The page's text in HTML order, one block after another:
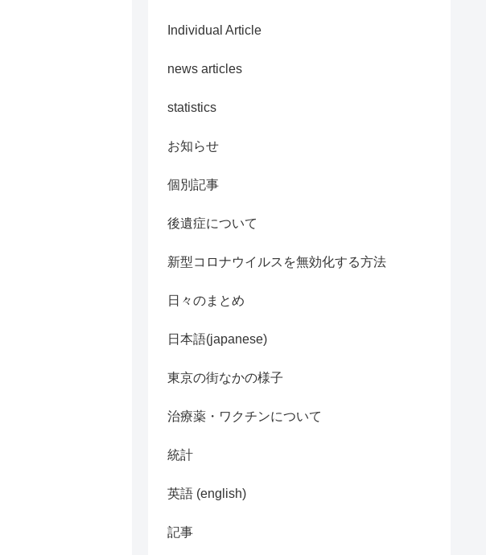
Individual Article
news articles
statistics
お知らせ
個別記事
後遺症について
新型コロナウイルスを無効化する方法
日々のまとめ
日本語(japanese)
東京の街なかの様子
治療薬・ワクチンについて
統計
英語 (english)
記事